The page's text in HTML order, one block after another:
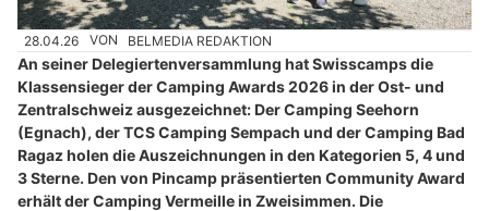
28.04.26 VON BELMEDIA REDAKTION
An seiner Delegiertenversammlung hat Swisscamps die
Klassensieger der Camping Awards 2026 in der Ost- und
Zentralschweiz ausgezeichnet: Der Camping Seehorn
(Egnach), der TCS Camping Sempach und der Camping Bad
Ragaz holen die Auszeichnungen in den Kategorien 5, 4 und
3 Sterne. Den von Pincamp präsentierten Community Award
erhält der Camping Vermeille in Zweisimmen. Die